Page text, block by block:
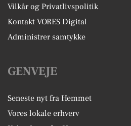
Vilkår og Privatlivspolitik
Kontakt VORES Digital
Administrer samtykke
GENVEJE
Seneste nyt fra Hemmet
Vores lokale erhverv